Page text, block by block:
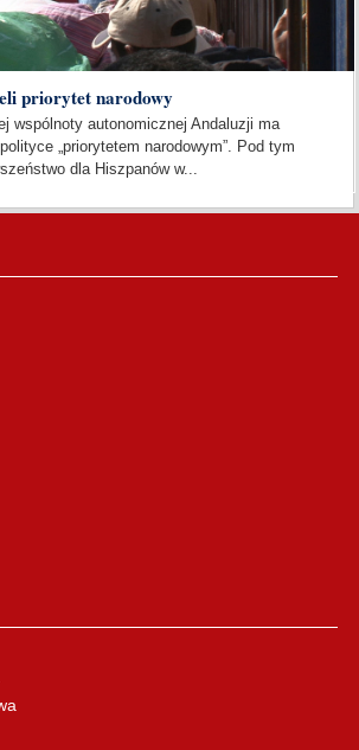
priorytet narodowy
wspólnoty autonomicznej Andaluzji ma
„priorytetem narodowym”. Pod tym
dla Hiszpanów w...